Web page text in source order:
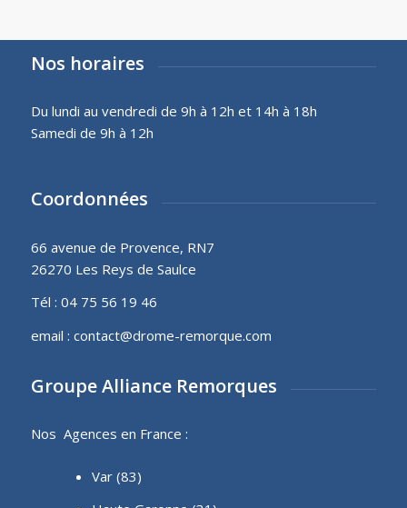
Nos horaires
Du lundi au vendredi de 9h à 12h et 14h à 18h
Samedi de 9h à 12h
Coordonnées
66 avenue de Provence, RN7
26270 Les Reys de Saulce
Tél : 04 75 56 19 46
email : contact@drome-remorque.com
Groupe Alliance Remorques
Nos Agences en France :
Var (83)